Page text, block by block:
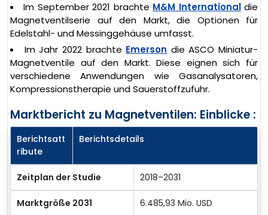
Im September 2021 brachte M&M Internationaldie
Magnetventilserie auf den Markt, die Optionen für
Edelstahl- und Messinggehäuse umfasst.
Im Jahr 2022 brachte Emerson die ASCO Miniatur-
Magnetventile auf den Markt. Diese eignen sich für
verschiedene Anwendungen wie Gasanalysatoren,
Kompressionstherapie und Sauerstoffzufuhr.
Marktbericht zu Magnetventilen: Einblicke :
Berichtsatt
ribute
Berichtsdetails
Zeitplan der Studie 2018–2031
Marktgröße 2031 6.485,93 Mio. USD